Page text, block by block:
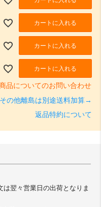
カートに入れる
カートに入れる
カートに入れる
品についてのお問い合わせ
の他離島は別途送料加算→
返品特約について
翌々営業日の出荷となりま